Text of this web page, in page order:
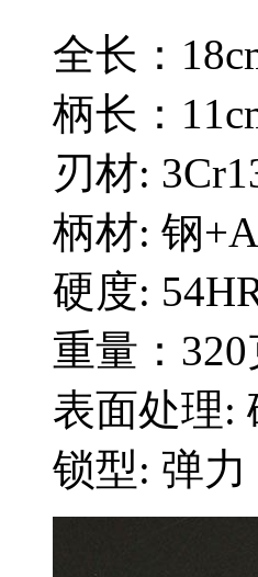
全长：
柄长：
刃材:
柄材: 钢
硬度:
重量：
表面处理:
锁型: 弹力